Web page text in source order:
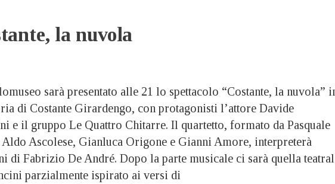
la nuvola
sarà presentato alle 21 lo spettacolo “Costante, la nuvola”
di Costante Girardengo, con protagonisti l’attore Davide
e il gruppo Le Quattro Chitarre. Il quartetto, formato da Pasquale
Ascolese, Gianluca Origone e Gianni Amore, interpreterà
di Fabrizio De André. Dopo la parte musicale ci sarà quella
parzialmente ispirato ai versi di